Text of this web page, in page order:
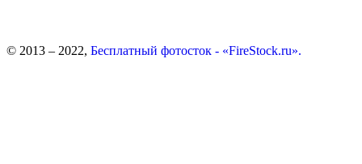
© 2013 – 2022, Бесплатный фотосток - «FireStock.ru».